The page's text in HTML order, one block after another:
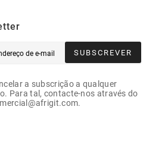
SUBSCREVER
a subscrição a qualquer
Para tal, contacte-nos através do